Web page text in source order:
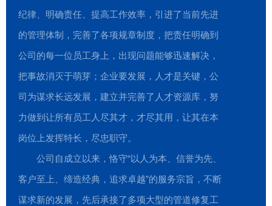
纪律、明确责任、提高工作效率，引进了当前先进
的管理体制，完善了各项规章制度，把责任明确到
公司的每一位员工身上，出现问题能够迅速解决，
把事故消灭于萌芽；企业要发展，人才是关键，公
司为谋求长远发展，建立并完善了人才资源库，努
力做到让所有员工人尽其才，才尽其用，让其在本
岗位上发挥特长，尽忠职守。
公司自成立以来，恪守“以人为本、信誉为先、
客户至上、缔造经典，追求卓越”的服务宗旨，不断
谋求新的发展，先后承接了多项大型的管道修复工